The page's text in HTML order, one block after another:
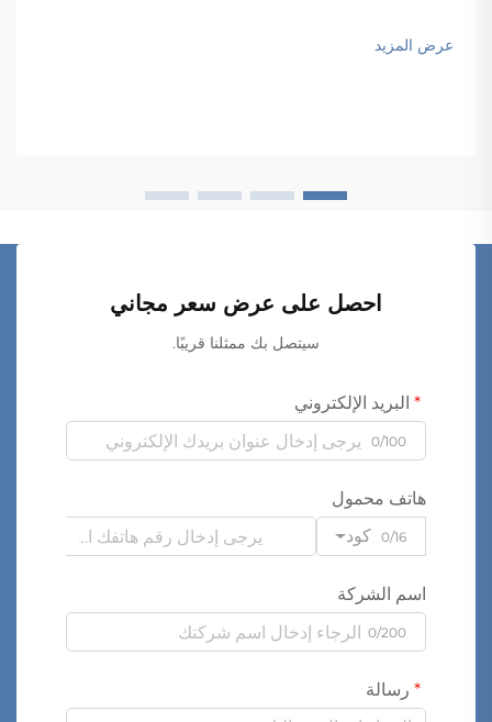
الخزائن يتطلب...
عرض المزيد
احصل على عرض سعر مجاني
سيتصل بك ممثلنا قريبًا.
البريد الإلكتروني
0/100
هاتف محمول
كود
0/16
اسم الشركة
0/200
رسالة